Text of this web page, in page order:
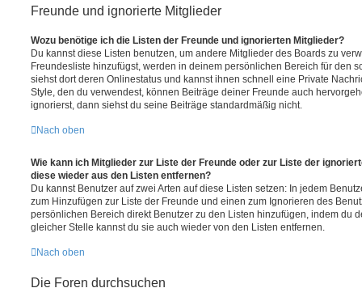
Freunde und ignorierte Mitglieder
Wozu benötige ich die Listen der Freunde und ignorierten Mitglieder?
Du kannst diese Listen benutzen, um andere Mitglieder des Boards zu
Freundesliste hinzufügst, werden in deinem persönlichen Bereich für den
siehst dort deren Onlinestatus und kannst ihnen schnell eine Private
Style, den du verwendest, können Beiträge deiner Freunde auch
ignorierst, dann siehst du seine Beiträge standardmäßig nicht.
Nach oben
Wie kann ich Mitglieder zur Liste der Freunde oder zur Liste der
diese wieder aus den Listen entfernen?
Du kannst Benutzer auf zwei Arten auf diese Listen setzen: In jedem
zum Hinzufügen zur Liste der Freunde und einen zum Ignorieren des
persönlichen Bereich direkt Benutzer zu den Listen hinzufügen, indem du
gleicher Stelle kannst du sie auch wieder von den Listen entfernen.
Nach oben
Die Foren durchsuchen